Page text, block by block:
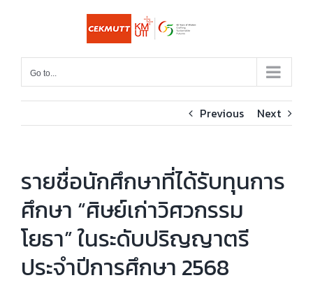
Go to...
Previous Next
รายชื่อนักศึกษาที่ได้รับทุนการ
ศึกษา “ศิษย์เก่าวิศวกรรม
โยธา” ในระดับปริญญาตรี
ประจำปีการศึกษา 2568